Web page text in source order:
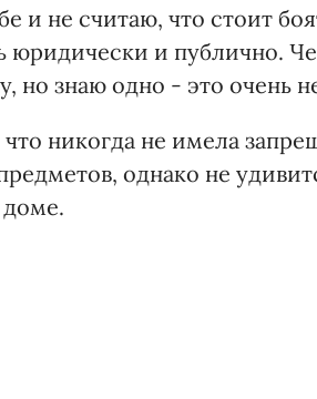
и не считаю, что стоит
юридически и публично.
но знаю одно - это очень
никогда не имела
однако не